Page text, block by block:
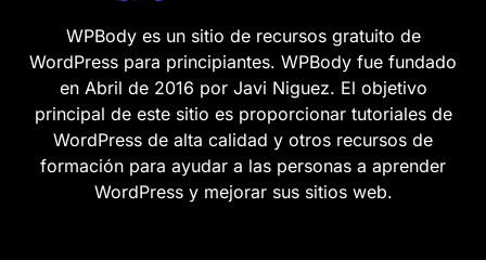
WPBody es un sitio de recursos gratuito de
WordPress para principiantes. WPBody fue fundado
en Abril de 2016 por Javi Niguez. El objetivo
principal de este sitio es proporcionar tutoriales de
WordPress de alta calidad y otros recursos de
formación para ayudar a las personas a aprender
WordPress y mejorar sus sitios web.